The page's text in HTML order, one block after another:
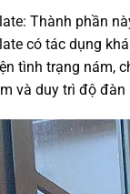
Thành phần
có tác dụng
tình trạng nám,
và duy trì độ